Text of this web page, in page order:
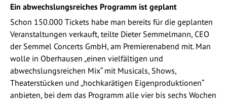
Ein abwechslungsreiches Programm ist geplant
Schon 150.000 Tickets habe man bereits für die geplanten
Veranstaltungen verkauft, teilte Dieter Semmelmann, CEO
der Semmel Concerts GmbH, am Premierenabend mit. Man
wolle in Oberhausen „einen vielfältigen und
abwechslungsreichen Mix“ mit Musicals, Shows,
Theaterstücken und „hochkarätigen Eigenproduktionen“
anbieten, bei dem das Programm alle vier bis sechs Wochen